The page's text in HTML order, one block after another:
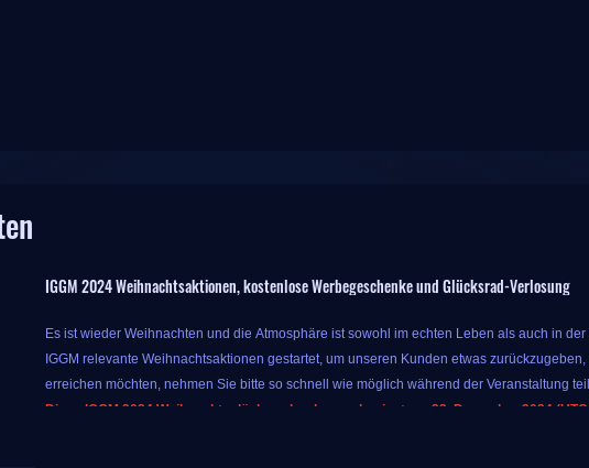
IGGM 2024 Weihnachtsaktionen, kostenlose Werbegeschenke und Glücksrad-Verlosung
Es ist wieder Weihnachten und die Atmosphäre ist sowohl im echten Leben als auch in
IGGM relevante Weihnachtsaktionen gestartet, um unseren Kunden etwas
erreichen möchten, nehmen Sie bitte so schnell wie möglich während der Veranstaltung
Diese IGGM 2024 Weihnachtsglücksradverlosung beginnt am 23. Dezember 2024